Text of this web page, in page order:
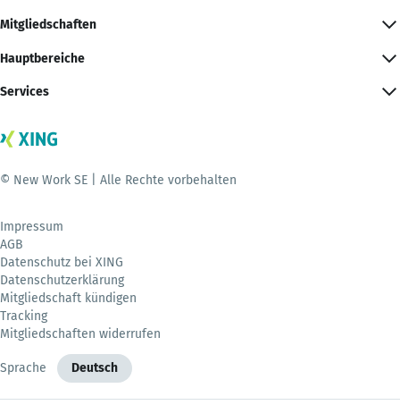
Mitgliedschaften
Hauptbereiche
Services
© New Work SE | Alle Rechte vorbehalten
Impressum
AGB
Datenschutz bei XING
Datenschutzerklärung
Mitgliedschaft kündigen
Tracking
Mitgliedschaften widerrufen
Sprache Deutsch